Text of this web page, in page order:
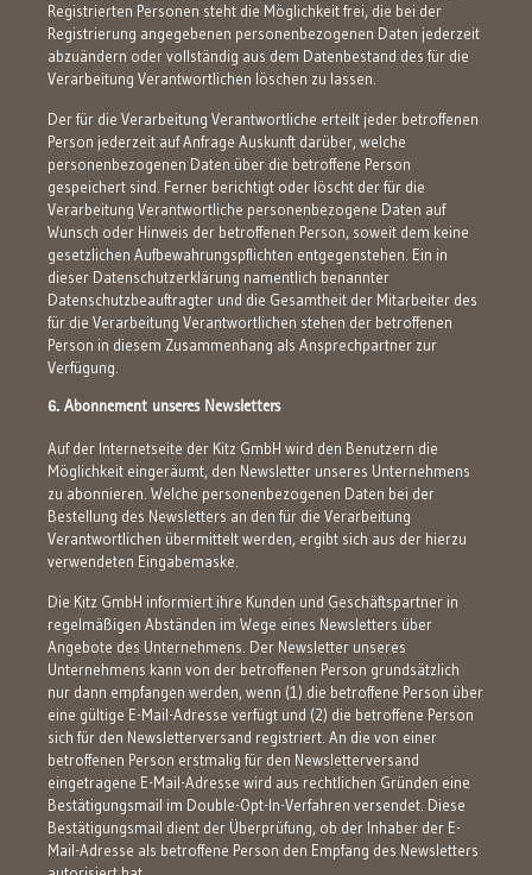
Registrierten Personen steht die Möglichkeit frei, die bei der
Registrierung angegebenen personenbezogenen Daten jederzeit
abzuändern oder vollständig aus dem Datenbestand des für die
Verarbeitung Verantwortlichen löschen zu lassen.
Der für die Verarbeitung Verantwortliche erteilt jeder betroffenen
Person jederzeit auf Anfrage Auskunft darüber, welche
personenbezogenen Daten über die betroffene Person
gespeichert sind. Ferner berichtigt oder löscht der für die
Verarbeitung Verantwortliche personenbezogene Daten auf
Wunsch oder Hinweis der betroffenen Person, soweit dem keine
gesetzlichen Aufbewahrungspflichten entgegenstehen. Ein in
dieser Datenschutzerklärung namentlich benannter
Datenschutzbeauftragter und die Gesamtheit der Mitarbeiter des
für die Verarbeitung Verantwortlichen stehen der betroffenen
Person in diesem Zusammenhang als Ansprechpartner zur
Verfügung.
6. Abonnement unseres Newsletters
Auf der Internetseite der Kitz GmbH wird den Benutzern die
Möglichkeit eingeräumt, den Newsletter unseres Unternehmens
zu abonnieren. Welche personenbezogenen Daten bei der
Bestellung des Newsletters an den für die Verarbeitung
Verantwortlichen übermittelt werden, ergibt sich aus der hierzu
verwendeten Eingabemaske.
Die Kitz GmbH informiert ihre Kunden und Geschäftspartner in
regelmäßigen Abständen im Wege eines Newsletters über
Angebote des Unternehmens. Der Newsletter unseres
Unternehmens kann von der betroffenen Person grundsätzlich
nur dann empfangen werden, wenn (1) die betroffene Person über
eine gültige E-Mail-Adresse verfügt und (2) die betroffene Person
sich für den Newsletterversand registriert. An die von einer
betroffenen Person erstmalig für den Newsletterversand
eingetragene E-Mail-Adresse wird aus rechtlichen Gründen eine
Bestätigungsmail im Double-Opt-In-Verfahren versendet. Diese
Bestätigungsmail dient der Überprüfung, ob der Inhaber der E-
Mail-Adresse als betroffene Person den Empfang des Newsletters